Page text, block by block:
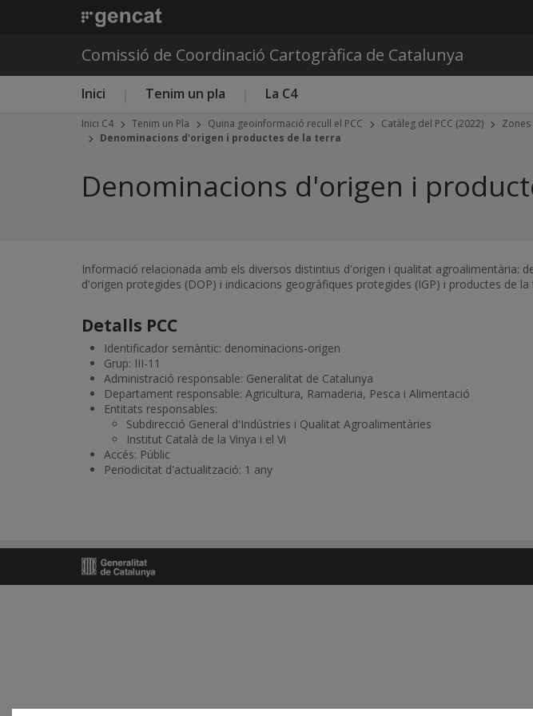
Comissió de Coordinació Cartogràfica de Catalunya
Menú principal C4
Inici Tenim un pla La C4
Inici C4 Tenim un Pla Quina geoinformació recull el PCC Catàleg del PCC (2022)
Denominacions d'origen i productes de la terra
Denominacions d'origen i
Informació relacionada amb els diversos distintius d'origen i qualitat agroalimentària:
d'origen protegides (DOP) i indicacions geogràfiques protegides (IGP) i productes de la
Detalls PCC
Identificador semàntic: denominacions-origen
Grup: III-11
Administració responsable: Generalitat de Catalunya
Departament responsable: Agricultura, Ramaderia, Pesca i Alimentació
Entitats responsables:
Subdirecció General d'Indústries i Qualitat Agroalimentàries
Institut Català de la Vinya i el Vi
Accés: Públic
Periodicitat d'actualització: 1 any